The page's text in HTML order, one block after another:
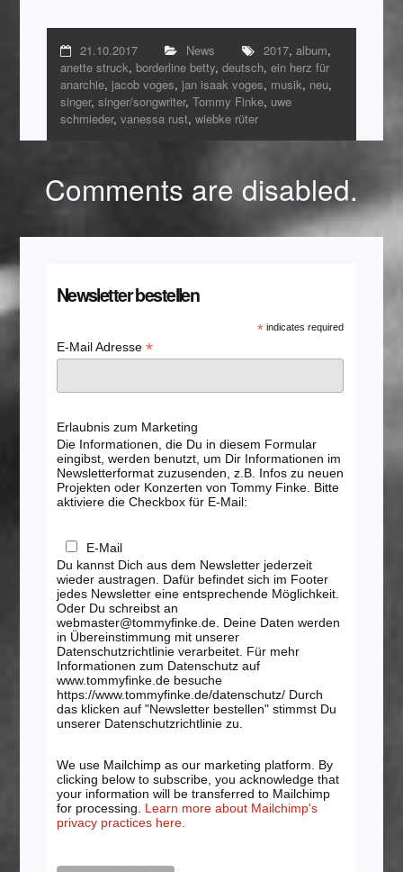
21.10.2017 News 2017,album,
anette struck,borderline betty,deutsch,ein herz für
anarchie, jacob voges, jan isaak voges, musik, neu,
singer,singer/songwriter,Tommy Finke, uwe
schmieder,vanessa rust,wiebke rüter
Comments are disabled.
Newsletter bestellen
* indicates required
E-Mail Adresse *
Erlaubnis zum Marketing
Die Informationen, die Du in diesem Formular
eingibst, werden benutzt, um Dir Informationen im
Newsletterformat zuzusenden, z.B. Infos zu neuen
Projekten oder Konzerten von Tommy Finke. Bitte
aktiviere die Checkbox für E-Mail:
E-Mail
Du kannst Dich aus dem Newsletter jederzeit
wieder austragen. Dafür befindet sich im Footer
jedes Newsletter eine entsprechende Möglichkeit.
Oder Du schreibst an
webmaster@tommyfinke.de. Deine Daten werden
in Übereinstimmung mit unserer
Datenschutzrichtlinie verarbeitet. Für mehr
Informationen zum Datenschutz auf
www.tommyfinke.de besuche
https://www.tommyfinke.de/datenschutz/ Durch
das klicken auf "Newsletter bestellen" stimmst Du
unserer Datenschutzrichtlinie zu.
We use Mailchimp as our marketing platform. By
clicking below to subscribe, you acknowledge that
your information will be transferred to Mailchimp
for processing. Learn more about Mailchimp's
privacy practices here.